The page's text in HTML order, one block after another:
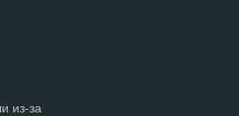
из-за